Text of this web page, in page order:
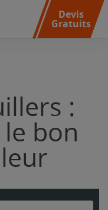
Devis
Gratuits
:
bon